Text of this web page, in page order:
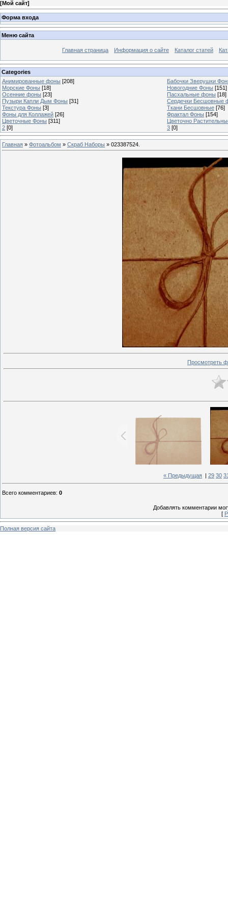
[Мой сайт]
Форма входа
Меню сайта
Главная страница Информация о сайте Каталог статей
Categories
Анимированные фоны [208]
Бабочки Зверушки
Морские Фоны [18] Новогодние Фоны [151]
Осенние фоны [23] Пасхальные фоны [18]
Пузыри Капли Дым Фоны [31]
Сердечки Бесшовные
Текстура Фоны [3] Ткани Бесшовные [76]
Фоны для Коллажей [26] Фрактал Фоны [154]
Цветочные Фоны [311]
Цветочно
2 [0] 3 [0]
Главная » Фотоальбом » Скраб Наборы » 023387524.
Просмотреть
« Предыдущая 29 30
Всего комментариев: 0
Добавлять комментарии
[
Полная версия сайта